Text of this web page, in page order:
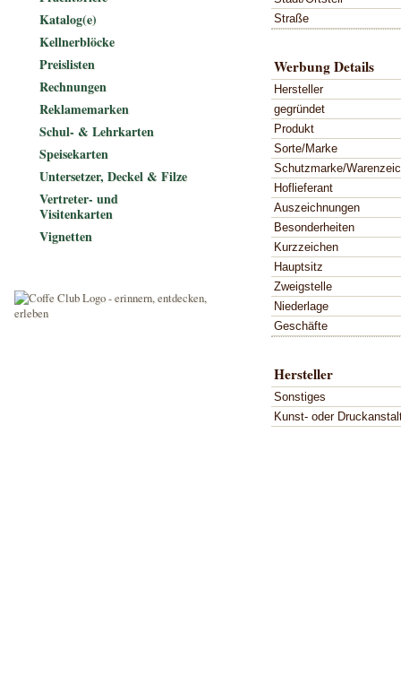
Straße
Werbung Details
Hersteller
gegründet
Produkt
Sorte/Marke
Schutzmarke/
Hoflieferant
Auszeichnungen
Besonderheiten
Kurzzeichen
Hauptsitz
Zweigstelle
Niederlage
Geschäfte
Hersteller
Sonstiges
Kunst- oder
Katalog(e)
Kellnerblöcke
Preislisten
Rechnungen
Reklamemarken
Schul- & Lehrkarten
Speisekarten
Untersetzer, Deckel & Filze
Vertreter- und
Visitenkarten
Vignetten